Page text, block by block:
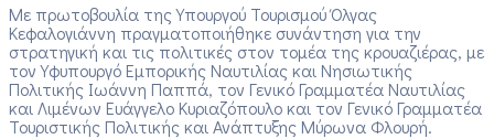
Με πρωτοβουλία της Υπουργού Τουρισμού Όλγας
Κεφαλογιάννη πραγματοποιήθηκε συνάντηση για την
στρατηγική και τις πολιτικές στον τομέα της κρουαζιέρας, με
τον Υφυπουργό Εμπορικής Ναυτιλίας και Νησιωτικής
Πολιτικής Ιωάννη Παππά, τον Γενικό Γραμματέα Ναυτιλίας
και Λιμένων Ευάγγελο Κυριαζόπουλο και τον Γενικό Γραμματέα
Τουριστικής Πολιτικής και Ανάπτυξης Μύρωνα Φλουρή.